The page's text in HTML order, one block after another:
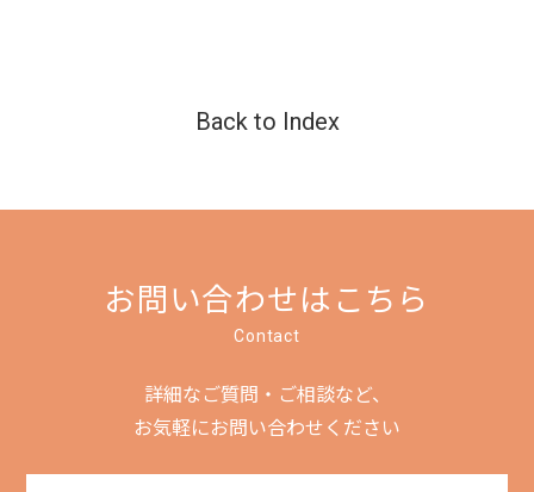
Back to Index
お問い合わせはこちら
Contact
詳細なご質問・ご相談など、
お気軽にお問い合わせください